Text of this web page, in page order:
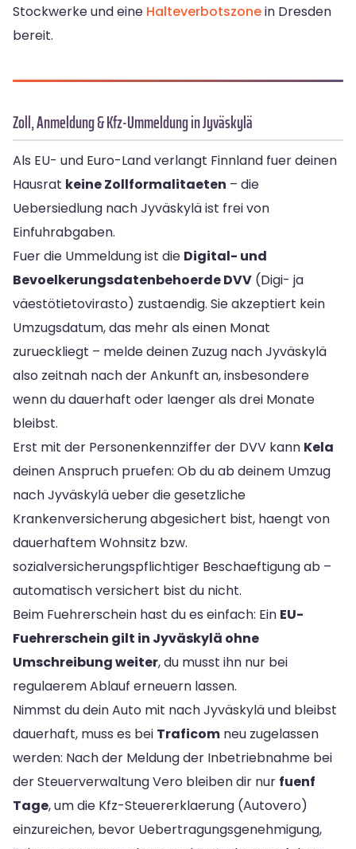
Stockwerke und eine Halteverbotszonein Dresden
bereit.
Zoll, Anmeldung & Kfz-Ummeldung in Jyväskylä
Als EU- und Euro-Land verlangt Finnland fuer deinen
Hausrat keine Zollformalitaeten – die
Uebersiedlung nach Jyväskylä ist frei von
Einfuhrabgaben.
Fuer die Ummeldung ist die Digital- und
Bevoelkerungsdatenbehoerde DVV (Digi- ja
väestötietovirasto) zustaendig. Sie akzeptiert kein
Umzugsdatum, das mehr als einen Monat
zurueckliegt – melde deinen Zuzug nach Jyväskylä
also zeitnah nach der Ankunft an, insbesondere
wenn du dauerhaft oder laenger als drei Monate
bleibst.
Erst mit der Personenkennziffer der DVV kann Kela
deinen Anspruch pruefen: Ob du ab deinem Umzug
nach Jyväskylä ueber die gesetzliche
Krankenversicherung abgesichert bist, haengt von
dauerhaftem Wohnsitz bzw.
sozialversicherungspflichtiger Beschaeftigung ab –
automatisch versichert bist du nicht.
Beim Fuehrerschein hast du es einfach: Ein EU-
Fuehrerschein gilt in Jyväskylä ohne
Umschreibung weiter, du musst ihn nur bei
regulaerem Ablauf erneuern lassen.
Nimmst du dein Auto mit nach Jyväskylä und bleibst
dauerhaft, muss es bei Traficom neu zugelassen
werden: Nach der Meldung der Inbetriebnahme bei
der Steuerverwaltung Vero bleiben dir nur fuenf
Tage, um die Kfz-Steuererklaerung (Autovero)
einzureichen, bevor Uebertragungsgenehmigung,